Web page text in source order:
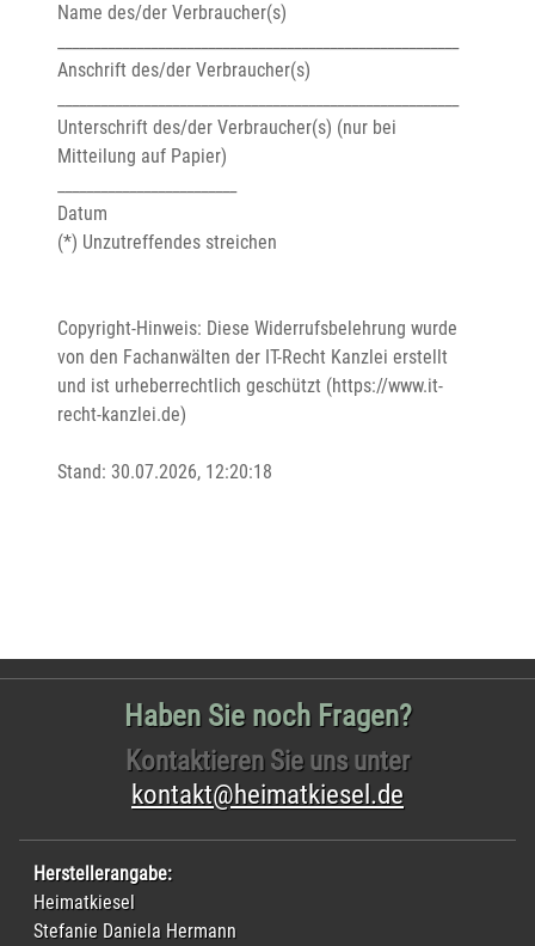
Name des/der Verbraucher(s)
Anschrift des/der Verbraucher(s)
Unterschrift des/der Verbraucher(s) (nur bei
Mitteilung auf Papier)
Datum
(*) Unzutreffendes streichen
Copyright-Hinweis: Diese Widerrufsbelehrung wurde
von den Fachanwälten der IT-Recht Kanzlei erstellt
und ist urheberrechtlich geschützt (https://www.it-
recht-kanzlei.de)
Stand: 30.07.2026, 12:20:18
Haben Sie noch Fragen?
Kontaktieren Sie uns unter
kontakt@heimatkiesel.de
Herstellerangabe:
Heimatkiesel
Stefanie Daniela Hermann